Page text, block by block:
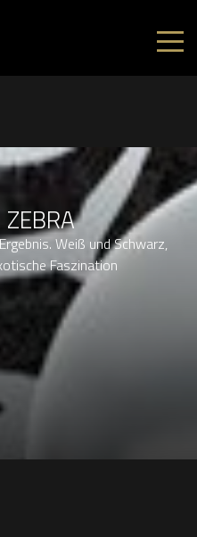
ZEBRA
Weiß und Schwarz,
Faszination